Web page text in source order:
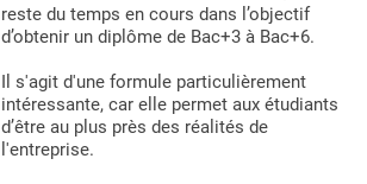
reste du temps en cours dans l’objectif
d’obtenir un diplôme de Bac+3 à Bac+6.
Il s'agit d'une formule particulièrement
intéressante, car elle permet aux étudiants
d’être au plus près des réalités de
l'entreprise.